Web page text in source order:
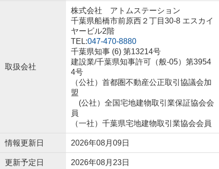
取扱会社
株式会社 アトムステーション
千葉県船橋市前原西２丁目30-8 エスカイ
ヤービル2階
TEL:047-470-8880
千葉県知事 (6) 第13214号
建設業/千葉県知事許可（般-05）第3954
4号
（公社）首都圏不動産公正取引協議会加
盟
(公社）全国宅地建物取引業保証協会会
員
（一社）千葉県宅地建物取引業協会会員
情報更新日 2026年08月09日
更新予定日 2026年08月23日